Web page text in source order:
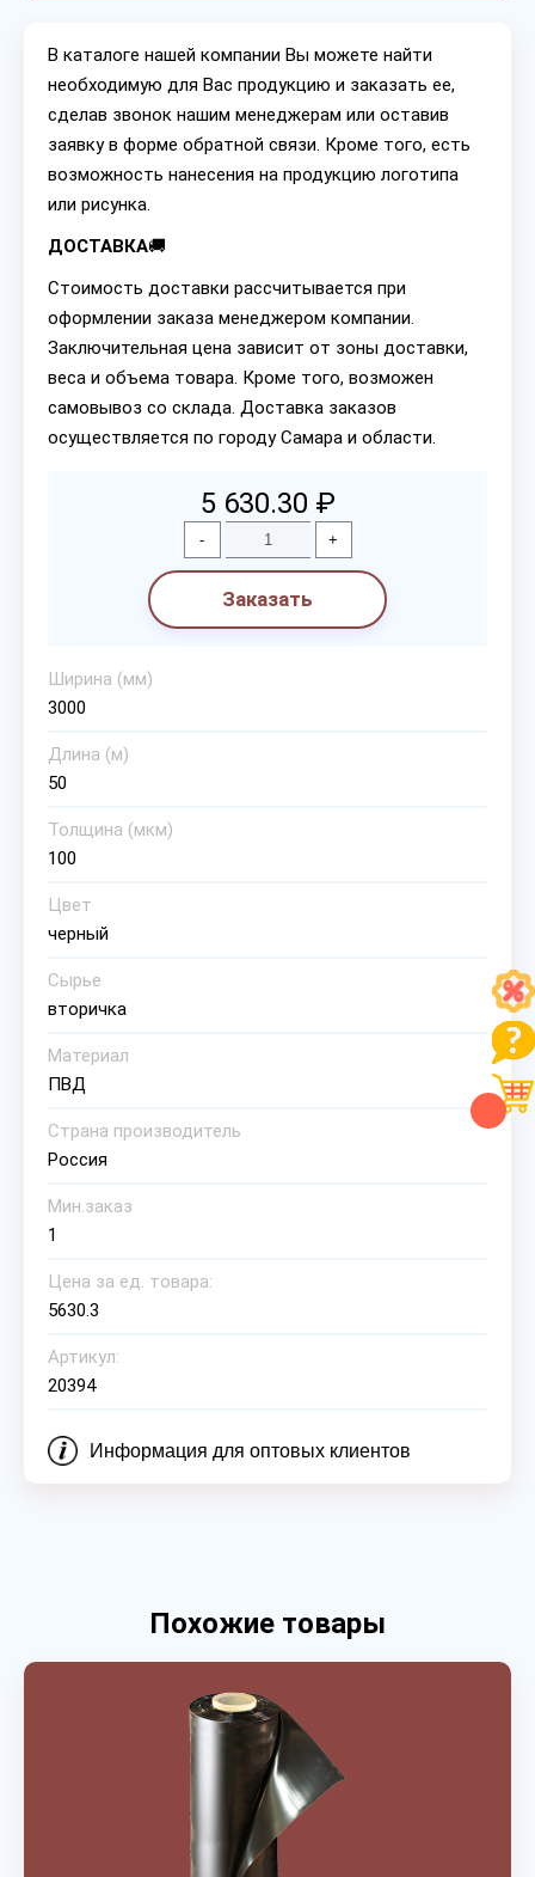
В каталоге нашей компании Вы можете найти
необходимую для Вас продукцию и заказать ее,
сделав звонок нашим менеджерам или оставив
заявку в форме обратной связи. Кроме того, есть
возможность нанесения на продукцию логотипа
или рисунка.
ДОСТАВКА🚚
Стоимость доставки рассчитывается при
оформлении заказа менеджером компании.
Заключительная цена зависит от зоны доставки,
веса и объема товара. Кроме того, возможен
самовывоз со склада. Доставка заказов
осуществляется по городу Самара и области.
5 630.30 ₽
- +
Заказать
Ширина (мм)
3000
Длина (м)
50
Толщина (мкм)
100
Цвет
черный
Сырье
вторичка
Материал
ПВД
Страна производитель
Россия
Мин.заказ
1
Цена за ед. товара:
5630.3
Артикул:
20394
Информация для оптовых клиентов
Похожие товары